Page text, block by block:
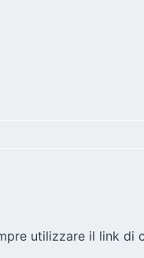
utilizzare il link di